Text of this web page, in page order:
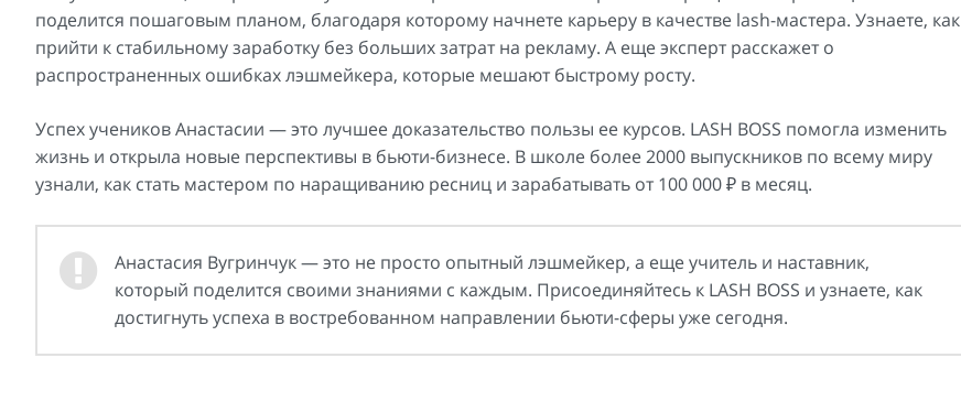
поделится пошаговым планом, благодаря которому начнете карьеру в качестве lash-мастера. Узнаете, как
прийти к стабильному заработку без больших затрат на рекламу. А еще эксперт расскажет о
распространенных ошибках лэшмейкера, которые мешают быстрому росту.
Успех учеников Анастасии — это лучшее доказательство пользы ее курсов. LASH BOSS помогла изменить
жизнь и открыла новые перспективы в бьюти-бизнесе. В школе более 2000 выпускников по всему миру
узнали, как стать мастером по наращиванию ресниц и зарабатывать от 100 000 ₽ в месяц.
Анастасия Вугринчук — это не просто опытный лэшмейкер, а еще учитель и наставник,
который поделится своими знаниями с каждым. Присоединяйтесь к LASH BOSS и узнаете, как
достигнуть успеха в востребованном направлении бьюти-сферы уже сегодня.